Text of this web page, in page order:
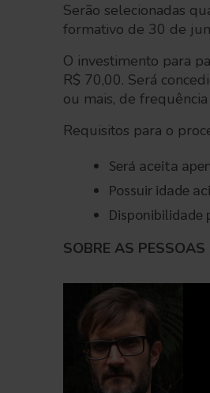
Serão selecionadas
formativo de 30 de
O investimento para
R$ 70,00. Será
ou mais, de frequência
Requisitos para o
Será aceita
Possuir idade
Disponibilidade
SOBRE AS